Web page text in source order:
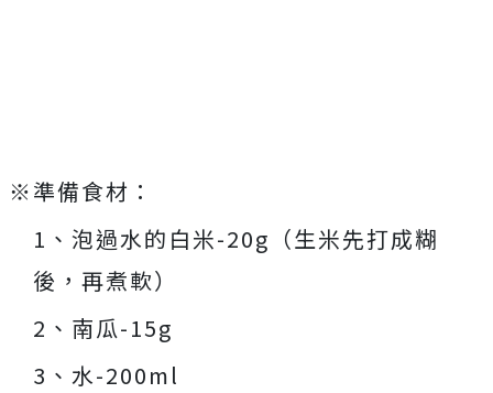
※準備食材：
1、泡過水的白米-20g（生米先打成糊
後，再煮軟）
2、南瓜-15g
3、水-200ml